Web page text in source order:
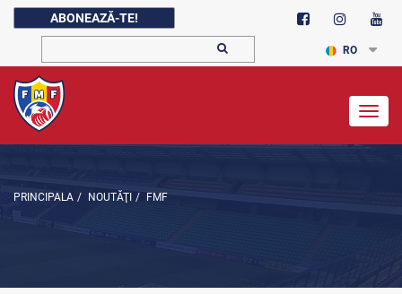
ABONEAZĂ-TE!
RO
PRINCIPALA / NOUTĂŢI / FMF